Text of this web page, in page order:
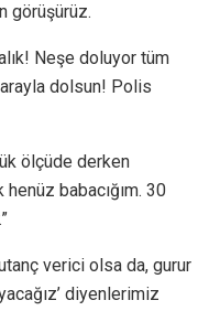
görüşürüz.
Neşe doluyor tüm
dolsun! Polis
ölçüde derken
henüz babacığım. 30
verici olsa da, gurur
diyenlerimiz